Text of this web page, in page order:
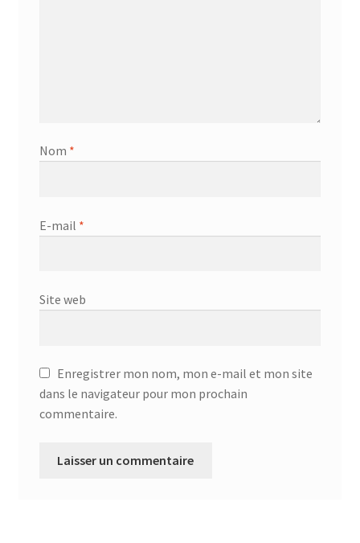
Nom *
E-mail *
Site web
Enregistrer mon nom, mon e-mail et mon site
dans le navigateur pour mon prochain
commentaire.